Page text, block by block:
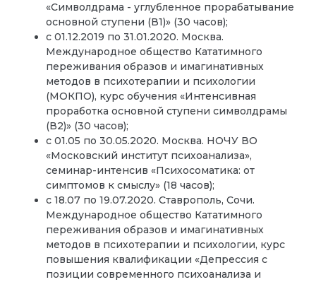
«Символдрама - углубленное прорабатывание
основной ступени (В1)» (30 часов);
с 01.12.2019 по 31.01.2020. Москва.
Международное общество Кататимного
переживания образов и имагинативных
методов в психотерапии и психологии
(МОКПО), курс обучения «Интенсивная
проработка основной ступени символдрамы
(В2)» (30 часов);
с 01.05 по 30.05.2020. Москва. НОЧУ ВО
«Московский институт психоанализа»,
семинар-интенсив «Психосоматика: от
симптомов к смыслу» (18 часов);
с 18.07 по 19.07.2020. Ставрополь, Сочи.
Международное общество Кататимного
переживания образов и имагинативных
методов в психотерапии и психологии, курс
повышения квалификации «Депрессия с
позиции современного психоанализа и